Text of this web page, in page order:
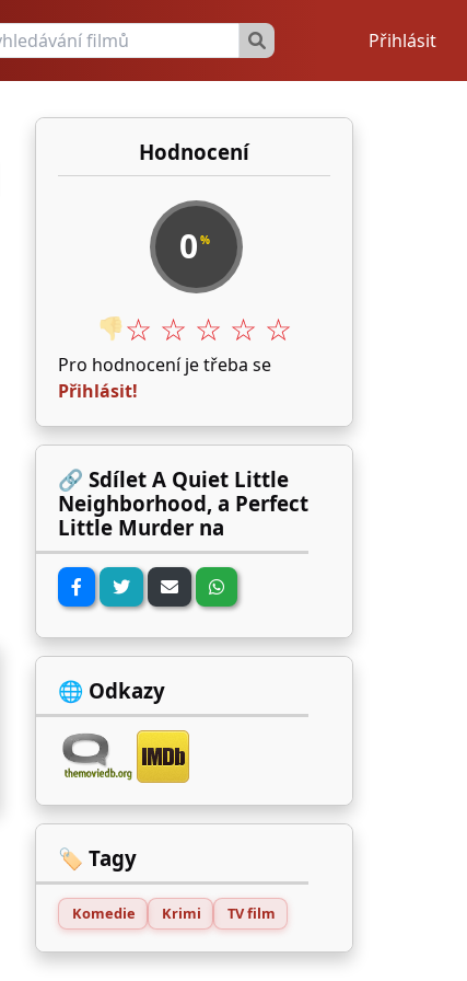
Přihlásit
Hodnocení
0 %
👎☆ ☆ ☆ ☆ ☆
Pro hodnocení je třeba se
Přihlásit!
🔗 Sdílet A Quiet Little
Neighborhood, a Perfect
Little Murder na
🌐 Odkazy
🏷️ Tagy
Komedie Krimi TV film